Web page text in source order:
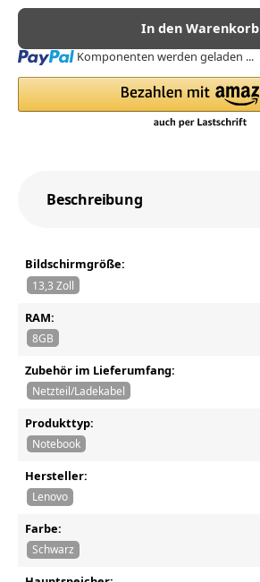
In den Warenkorb
Loading... Komponenten werden geladen ...
Beschreibung
Bildschirmgröße:
13,3 Zoll
RAM:
8GB
Zubehör im Lieferumfang:
Netzteil/Ladekabel
Produkttyp:
Notebook
Hersteller:
Lenovo
Farbe:
Schwarz